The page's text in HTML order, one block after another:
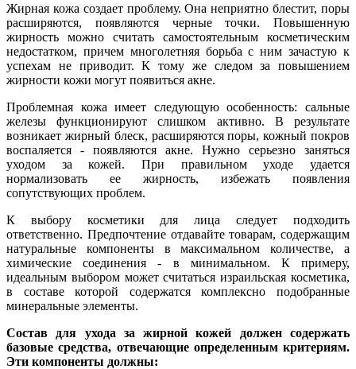
Жирная кожа создает проблему. Она неприятно блестит, поры
расширяются, появляются черные точки. Повышенную
жирность можно считать самостоятельным косметическим
недостатком, причем многолетняя борьба с ним зачастую к
успехам не приводит. К тому же следом за повышением
жирности кожи могут появиться акне.
Проблемная кожа имеет следующую особенность: сальные
железы функционируют слишком активно. В результате
возникает жирный блеск, расширяются поры, кожный покров
воспаляется - появляются акне. Нужно серьезно заняться
уходом за кожей. При правильном уходе удается
нормализовать ее жирность, избежать появления
сопутствующих проблем.
К выбору косметики для лица следует подходить
ответственно. Предпочтение отдавайте товарам, содержащим
натуральные компоненты в максимальном количестве, а
химические соединения - в минимальном. К примеру,
идеальным выбором может считаться израильская косметика,
в составе которой содержатся комплексно подобранные
минеральные элементы.
Состав для ухода за жирной кожей должен содержать
базовые средства, отвечающие определенным критериям.
Эти компоненты должны: